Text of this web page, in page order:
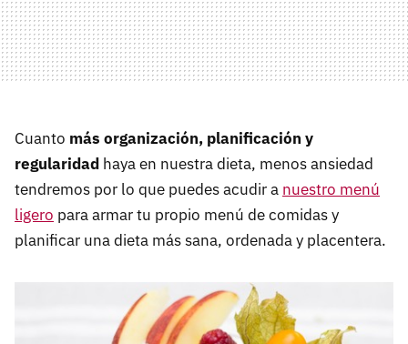
Cuanto más organización, planificación y
regularidad haya en nuestra dieta, menos ansiedad
tendremos por lo que puedes acudir a nuestro menú
ligero para armar tu propio menú de comidas y
planificar una dieta más sana, ordenada y placentera.